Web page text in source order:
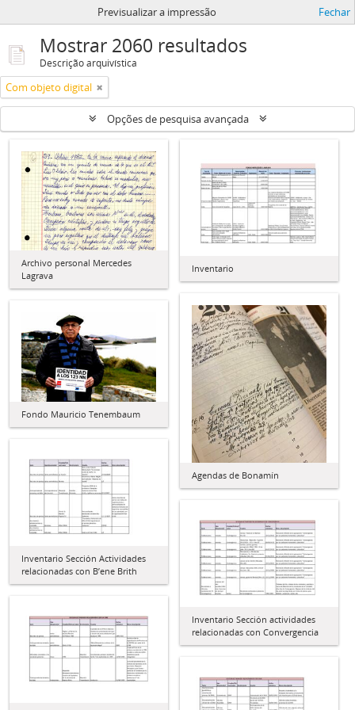
Previsualizar a impressão Fechar
Mostrar 2060 resultados
Descrição arquivística
Com objeto digital
Opções de pesquisa avançada
Archivo personal Mercedes
Lagrava
Inventario
Agendas de Bonamín
Fondo Mauricio Tenembaum
Inventario Sección Actividades
relacionadas con B’ene Brith
Inventario Sección actividades
relacionadas con Convergencia